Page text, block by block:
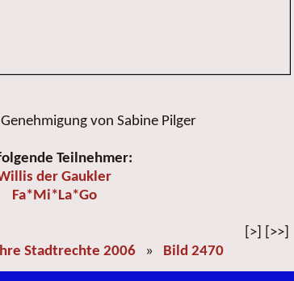
von Sabine Pilger
Teilnehmer:
der Gaukler
Fa*Mi*La*Go
[>] [>>]
Stadtrechte 2006 » Bild 2470